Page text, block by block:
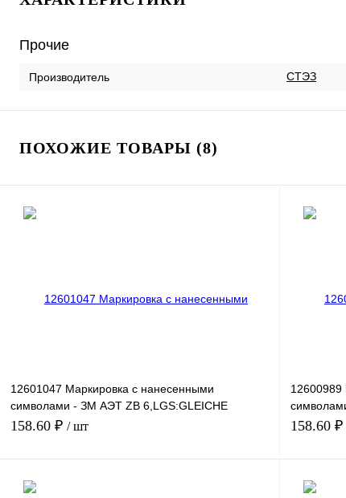
Прочие
Производитель СТЭЗ
ПОХОЖИЕ ТОВАРЫ (8)
12601047 Маркировка с нанесенными
символами - ЗМ АЭТ ZB 6,LGS:GLEICHE
ZAHLEN 52
158.60 ₽ / шт
12600989
441-450
158.60 ₽